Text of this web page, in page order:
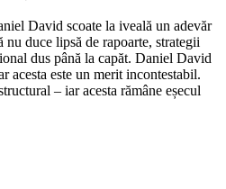
David scoate la iveală un adevăr
nu duce lipsă de rapoarte, strategii
dus până la capăt. Daniel David
acesta este un merit incontestabil.
– iar acesta rămâne eșecul